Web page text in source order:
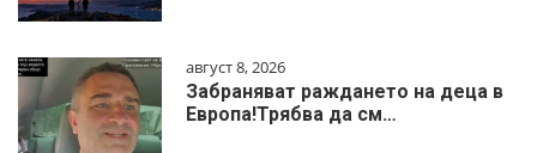
август 8, 2026
Забраняват раждането на деца в
Европа!Трябва да см…